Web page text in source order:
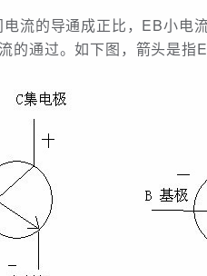
流的导通成正比，EB小电
的通过。如下图，箭头是指